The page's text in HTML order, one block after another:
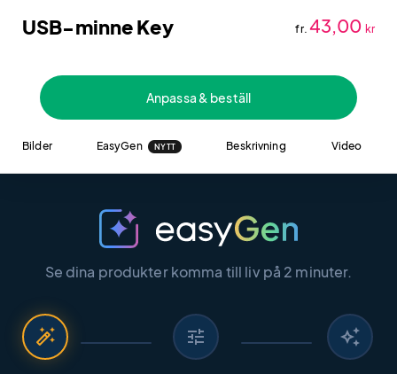
USB-minne Key fr. 43,00 kr
Anpassa & beställ
Bilder EasyGen NYTT Beskrivning Video
Se dina produkter komma till liv på 2 minuter.
auto_fix_high tune auto_awesome